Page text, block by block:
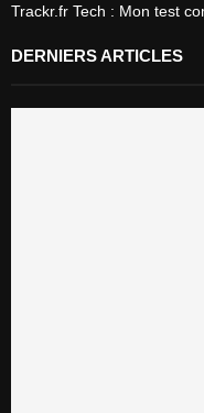
Trackr.fr Tech : Mon test
DERNIERS ARTICLES